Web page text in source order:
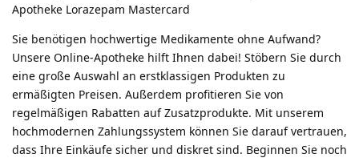
Apotheke Lorazepam Mastercard
Sie benötigen hochwertige Medikamente ohne Aufwand?
Unsere Online-Apotheke hilft Ihnen dabei! Stöbern Sie durch
eine große Auswahl an erstklassigen Produkten zu
ermäßigten Preisen. Außerdem profitieren Sie von
regelmäßigen Rabatten auf Zusatzprodukte. Mit unserem
hochmodernen Zahlungssystem können Sie darauf vertrauen,
dass Ihre Einkäufe sicher und diskret sind. Beginnen Sie noch